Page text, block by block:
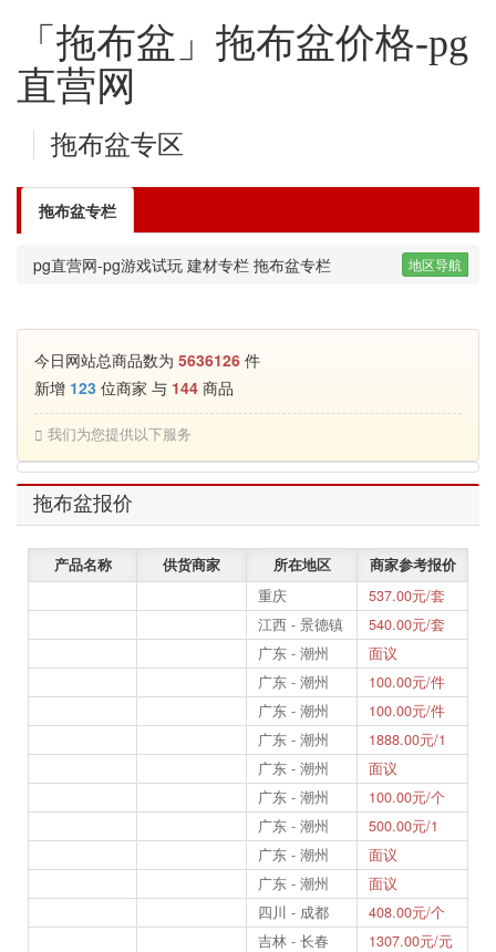
「拖布盆」拖布盆价格-pg
直营网
拖布盆专区
拖布盆专栏
pg直营网-pg游戏试玩 建材专栏 拖布盆专栏 地区导航
今日网站总商品数为 5636126 件
新增 123 位商家 与 144 商品
我们为您提供以下服务
拖布盆报价
产品名称 供货商家 所在地区
商家参考报价
重庆
537.00元/套
江西 - 景德镇
540.00元/套
广东 - 潮州
面议
广东 - 潮州
100.00元/件
广东 - 潮州
100.00元/件
广东 - 潮州
1888.00元/1
广东 - 潮州
面议
广东 - 潮州
100.00元/个
广东 - 潮州
500.00元/1
广东 - 潮州
面议
广东 - 潮州
面议
四川 - 成都
408.00元/个
吉林 - 长春
1307.00元/元